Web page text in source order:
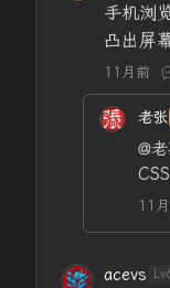
手机浏
凸出屏
11月前
老张
@
11
acevs